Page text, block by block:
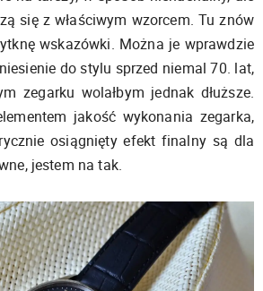
się z właściwym wzorcem. Tu znów
wskazówki. Można je wprawdzie
do stylu sprzed niemal 70. lat,
zegarku wolałbym jednak dłuższe.
jakość wykonania zegarka,
osiągnięty efekt finalny są dla
jestem na tak.